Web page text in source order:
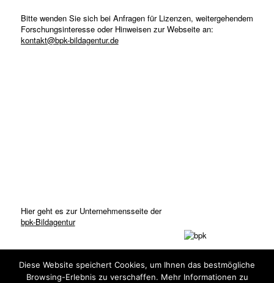
Bitte wenden Sie sich bei Anfragen für Lizenzen, weitergehendem
Forschungsinteresse oder Hinweisen zur Webseite an:
kontakt@bpk-bildagentur.de
Hier geht es zur Unternehmensseite der
bpk-Bildagentur
Diese Website speichert Cookies, um Ihnen das bestmögliche
Browsing-Erlebnis zu verschaffen. Mehr Informationen zu